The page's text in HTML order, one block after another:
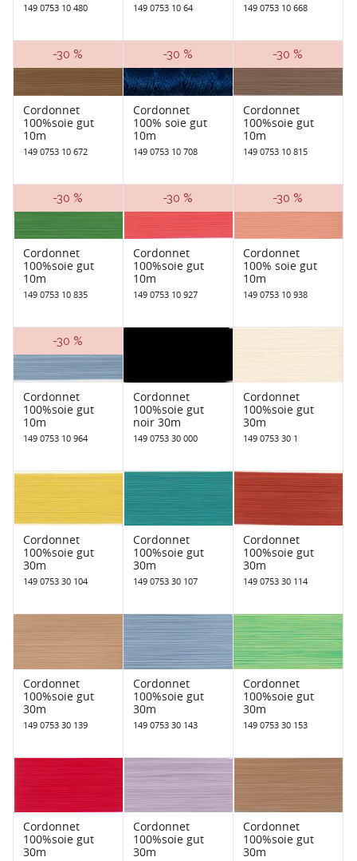
149 0753 10 480 149 0753 10 64 149 0753 10 668
-30 %
Cordonnet
100%soie gut
10m
149 0753 10 672
-30 %
Cordonnet
100% soie gut
10m
149 0753 10 708
-30 %
Cordonnet
100%soie gut
10m
149 0753 10 815
-30 %
Cordonnet
100%soie gut
10m
149 0753 10 835
-30 %
Cordonnet
100%soie gut
10m
149 0753 10 927
-30 %
Cordonnet
100% soie gut
10m
149 0753 10 938
-30 %
Cordonnet
100%soie gut
10m
149 0753 10 964
Cordonnet
100%soie gut
noir 30m
149 0753 30 000
Cordonnet
100%soie gut
30m
149 0753 30 1
Cordonnet
100%soie gut
30m
149 0753 30 104
Cordonnet
100%soie gut
30m
149 0753 30 107
Cordonnet
100%soie gut
30m
149 0753 30 114
Cordonnet
100%soie gut
30m
149 0753 30 139
Cordonnet
100%soie gut
30m
149 0753 30 143
Cordonnet
100%soie gut
30m
149 0753 30 153
Cordonnet
100%soie gut
30m
Cordonnet
100%soie gut
30m
Cordonnet
100%soie gut
30m